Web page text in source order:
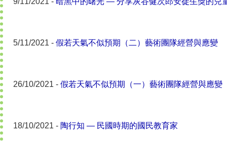
5/11/2021 - 假若天氣不似預期（二）藝術團隊經營與應變
26/10/2021 - 假若天氣不似預期（一）藝術團隊經營與應變
18/10/2021 - 陶行知 — 民國時期的國民教育家